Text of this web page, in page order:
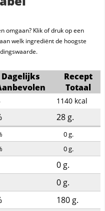
omgaan? Klik of druk op een
welk ingrediënt de hoogste
Dagelijks
Recept
Totaal
1140 kcal
28g.
0g.
0g.
0g.
0g.
180g.